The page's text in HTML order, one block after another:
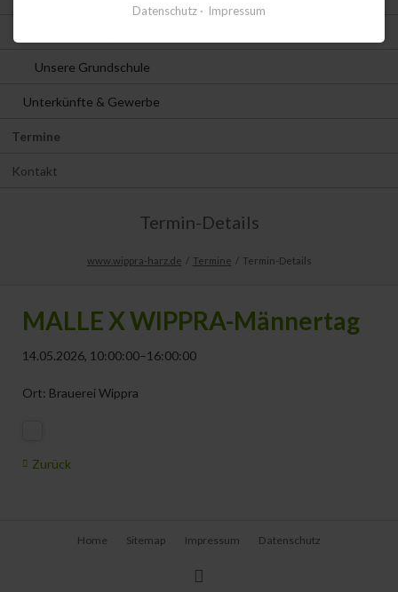
Datenschutz Impressum
Unsere Grundschule
Unterkünfte & Gewerbe
Termine
Kontakt
Termin-Details
www.wippra-harz.de Termine Termin-Details
MALLE X WIPPRA-Männertag
14.05.2026, 10:00:00–16:00:00
Ort: Brauerei Wippra
Zurück
Home Sitemap Impressum Datenschutz